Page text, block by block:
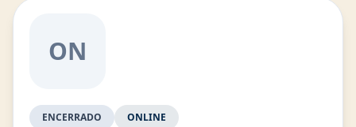
ON
ENCERRADO ONLINE